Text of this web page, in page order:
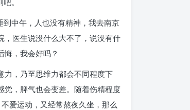
。
中午，人也没有精神，我去南京
，医生说没什么大不了，说没有什
，我会好吗？
力，乃至思维力都会不同程度下
觉，脾气也会变差。随着伤精程度
爱运动，又经常熬夜久坐，那么